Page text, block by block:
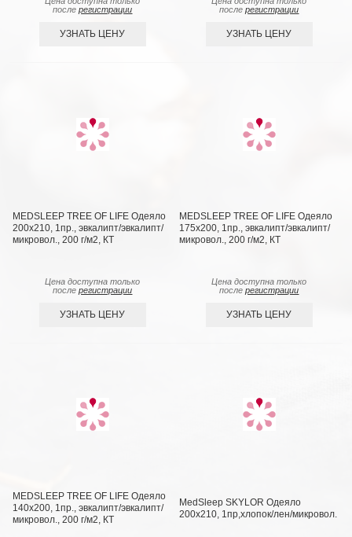
послерегистрации
УЗНАТЬ ЦЕНУ
послерегистрации
УЗНАТЬ ЦЕНУ
MEDSLEEP TREE OF LIFE Одеяло
200х210, 1пр., эвкалипт/эвкалипт/
микровол., 200 г/м2, КТ
Цена доступна только
послерегистрации
УЗНАТЬ ЦЕНУ
MEDSLEEP TREE OF LIFE Одеяло
175х200, 1пр., эвкалипт/эвкалипт/
микровол., 200 г/м2, КТ
Цена доступна только
послерегистрации
УЗНАТЬ ЦЕНУ
MEDSLEEP TREE OF LIFE Одеяло
140х200, 1пр., эвкалипт/эвкалипт/
микровол., 200 г/м2, КТ
MedSleep SKYLOR Одеяло
200х210, 1пр,хлопок/лен/микровол.